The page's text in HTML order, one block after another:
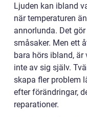
Ljuden kan ibland
när temperaturen
annorlunda. Det
småsaker. Men ett
bara hörs ibland,
inte av sig själv.
skapa fler problem
efter förändringar,
reparationer.